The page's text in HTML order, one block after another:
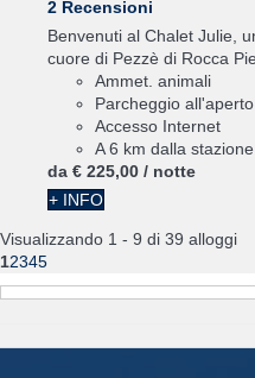
2 Recensioni
Benvenuti al Chalet Julie,
cuore di Pezzè di Rocca
Ammet. animali
Parcheggio all'aperto
Accesso Internet
A 6 km dalla
da € 225,00 / notte
+ INFO
Visualizzando 1 - 9 di 39 alloggi
12345